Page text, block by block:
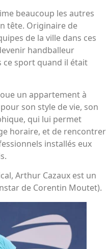
beaucoup les autres
tête. Originaire de
de la ville dans ces
handballeur
ce sport quand il était
un appartement à
son style de vie, son
qui lui permet
horaire, et de rencontrer
installés eux
Arthur Cazaux est un
de Corentin Moutet).